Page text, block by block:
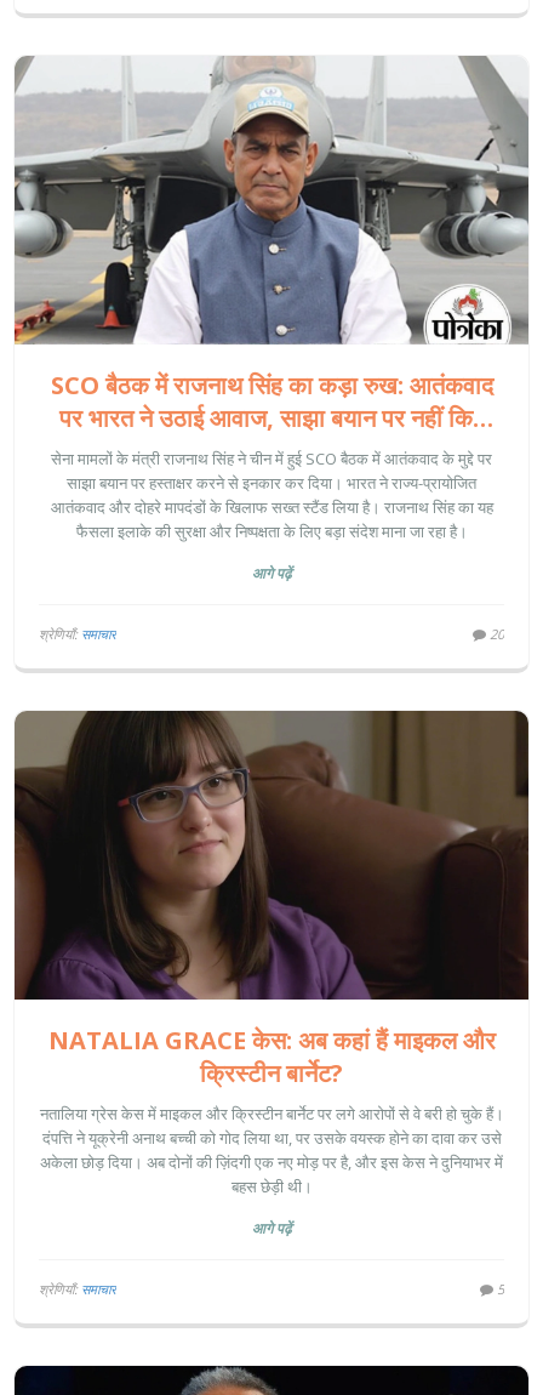
SCO बैठक में राजनाथ सिंह का कड़ा रुख: आतंकवाद
पर भारत ने उठाई आवाज, साझा बयान पर नहीं किए
हस्ताक्षर
सेना मामलों के मंत्री राजनाथ सिंह ने चीन में हुई SCO बैठक में आतंकवाद के मुद्दे पर
साझा बयान पर हस्ताक्षर करने से इनकार कर दिया। भारत ने राज्य-प्रायोजित
आतंकवाद और दोहरे मापदंडों के खिलाफ सख्त स्टैंड लिया है। राजनाथ सिंह का यह
फैसला इलाके की सुरक्षा और निष्पक्षता के लिए बड़ा संदेश माना जा रहा है।
आगे पढ़ें
श्रेणियाँ: समाचार 20
NATALIA GRACE केस: अब कहां हैं माइकल और
क्रिस्टीन बार्नेट?
नतालिया ग्रेस केस में माइकल और क्रिस्टीन बार्नेट पर लगे आरोपों से वे बरी हो चुके हैं।
दंपत्ति ने यूक्रेनी अनाथ बच्ची को गोद लिया था, पर उसके वयस्क होने का दावा कर उसे
अकेला छोड़ दिया। अब दोनों की ज़िंदगी एक नए मोड़ पर है, और इस केस ने दुनियाभर में
बहस छेड़ी थी।
आगे पढ़ें
श्रेणियाँ: समाचार 5